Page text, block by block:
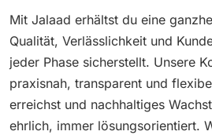
Mit Jalaad erhältst du eine
Qualität, Verlässlichkeit und
jeder Phase sicherstellt. Unsere
praxisnah, transparent und
erreichst und nachhaltiges
ehrlich, immer lösungsorientiert.